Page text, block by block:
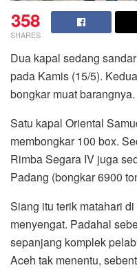
358
SHARES
Dua kapal sedang
pada Kamis (15/5).
bongkar muat barangnya.
Satu kapal Oriental
membongkar 100 box.
Rimba Segara IV juga
Padang (bongkar 6900
Siang itu terik matahari
menyengat. Padahal
sepanjang komplek
Aceh tak menentu,